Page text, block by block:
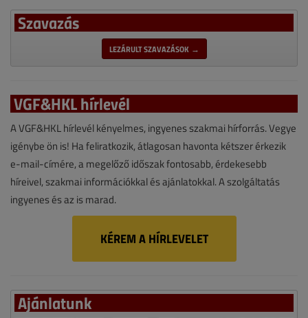
Szavazás
LEZÁRULT SZAVAZÁSOK →
VGF&HKL hírlevél
A VGF&HKL hírlevél kényelmes, ingyenes szakmai hírforrás. Vegye
igénybe ön is! Ha feliratkozik, átlagosan havonta kétszer érkezik
e-mail-címére, a megelőző időszak fontosabb, érdekesebb
híreivel, szakmai információkkal és ajánlatokkal. A szolgáltatás
ingyenes és az is marad.
KÉREM A HÍRLEVELET
Ajánlatunk